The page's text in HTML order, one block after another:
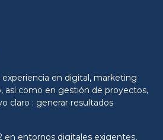
en digital, marketing
así como en gestión de proyectos,
claro : generar resultados
en entornos digitales exigentes,